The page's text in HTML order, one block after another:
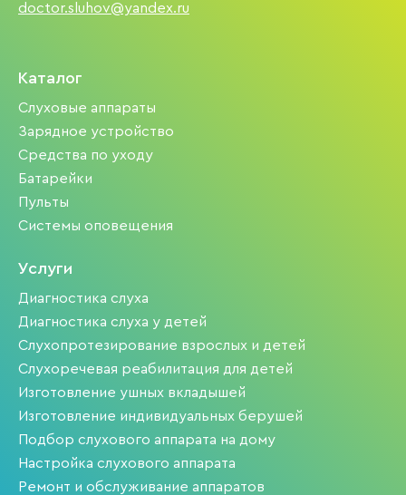
doctor.sluhov@yandex.ru
Каталог
Слуховые аппараты
Зарядное устройство
Средства по уходу
Батарейки
Пульты
Системы оповещения
Услуги
Диагностика слуха
Диагностика слуха у детей
Слухопротезирование взрослых и детей
Слухоречевая реабилитация для детей
Изготовление ушных вкладышей
Изготовление индивидуальных берушей
Подбор слухового аппарата на дому
Настройка слухового аппарата
Ремонт и обслуживание аппаратов